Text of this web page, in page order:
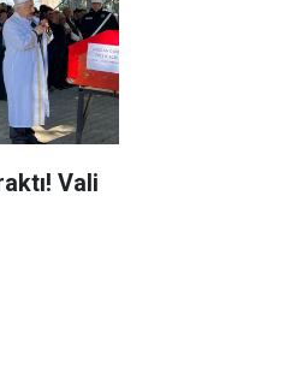
Vali